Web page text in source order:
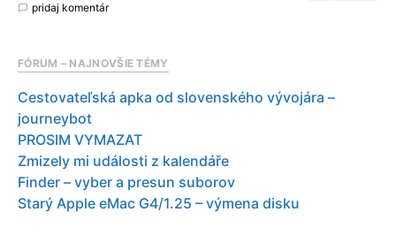
pridaj komentár
FÓRUM – NAJNOVŠIE TÉMY
Cestovateľská apka od slovenského vývojára –
journeybot
PROSIM VYMAZAT
Zmizely mi události z kalendáře
Finder – vyber a presun suborov
Starý Apple eMac G4/1.25 – výmena disku